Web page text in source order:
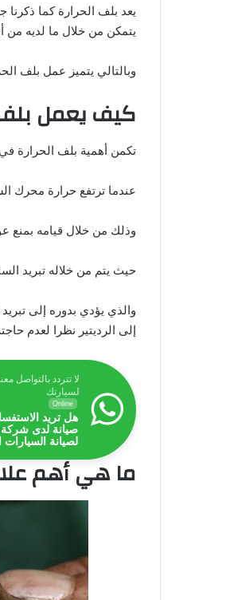
يعد بلف الحرارة كما
يتمكن من خلال ما لديه من
وبالتالي يتميز عمل بلف
كيف يعمل بلف
تكمن أهمية بلف الحرارة
عندما ترتفع حرارة محرك
وذلك من خلال قيامه بمنع
حيث يتم من خلاله تبريد
والذي يؤدي بدوره إلى
إلى الرديتير نظرا لعدم
لا تتردد بالتواصل
لسيارتك
Online
هل تريد
صيانة لدى شركة
لصيانة السيارات
ما هي أهم